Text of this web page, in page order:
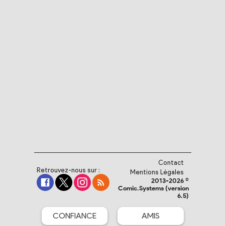
Retrouvez-nous sur :
Contact
Mentions Légales
2013-2026 ©
Comic.Systems (version
6.5)
CONFIANCE AMIS